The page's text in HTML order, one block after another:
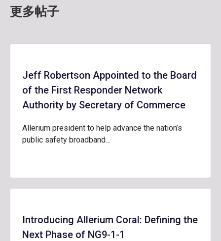
更多帖子
Jeff Robertson Appointed to the Board
of the First Responder Network
Authority by Secretary of Commerce
Allerium president to help advance the nation’s
public safety broadband…
Introducing Allerium Coral: Defining the
Next Phase of NG9-1-1